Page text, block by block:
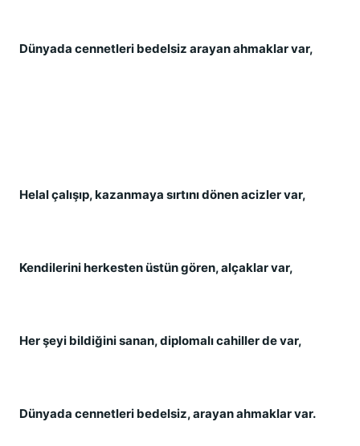
Dünyada cennetleri bedelsiz arayan ahmaklar var,
Helal çalışıp, kazanmaya sırtını dönen acizler var,
Kendilerini herkesten üstün gören, alçaklar var,
Her şeyi bildiğini sanan, diplomalı cahiller de var,
Dünyada cennetleri bedelsiz, arayan ahmaklar var.